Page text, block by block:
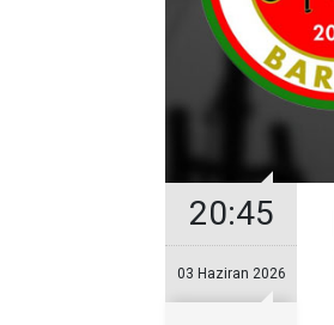
20:45
03 Haziran 2026